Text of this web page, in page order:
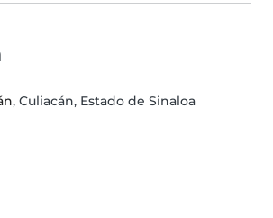
, Culiacán, Estado de Sinaloa